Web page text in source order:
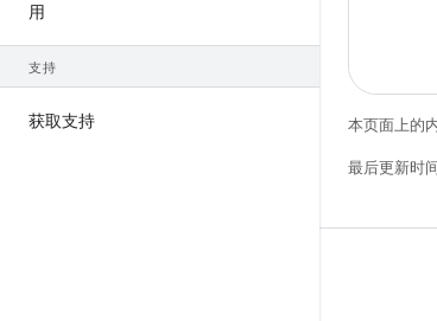
用
支持
获取支持 本页面上的
最后更新时